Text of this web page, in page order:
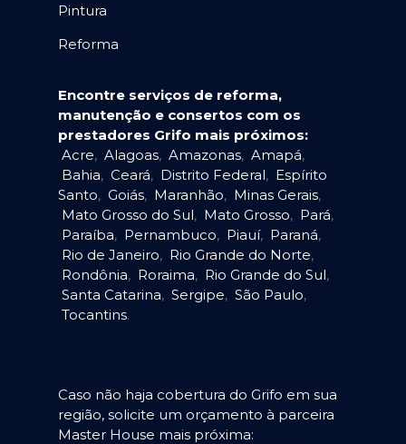
Pintura
Reforma
Encontre serviços de reforma,
manutenção e consertos com os
prestadores Grifo mais próximos:
Acre, Alagoas, Amazonas, Amapá,
Bahia, Ceará, Distrito Federal, Espírito
Santo, Goiás, Maranhão, Minas Gerais,
Mato Grosso do Sul, Mato Grosso, Pará,
Paraíba, Pernambuco, Piauí, Paraná,
Rio de Janeiro, Rio Grande do Norte,
Rondônia, Roraima, Rio Grande do Sul,
Santa Catarina, Sergipe, São Paulo,
Tocantins.
Caso não haja cobertura do Grifo em sua
região, solicite um orçamento à parceira
Master House mais próxima: